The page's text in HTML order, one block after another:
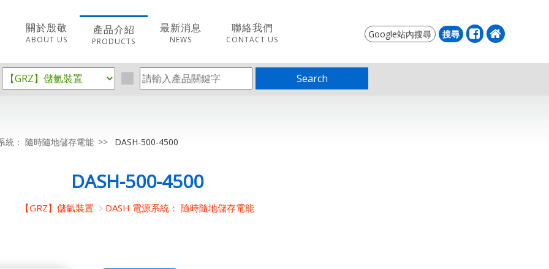
關於殷敬
ABOUT US
產品介紹
PRODUCTS
最新消息
NEWS
聯絡我們
CONTACT US
Search
統： 隨時隨地儲存電能 DASH-500-4500
DASH-500-4500
【GRZ】儲氫裝置 DASH 電源系統： 隨時隨地儲存電能